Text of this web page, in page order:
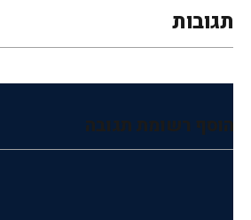
תגובות
הוסף רשומת תגובה